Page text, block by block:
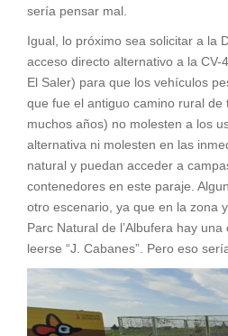
sería pensar mal.
Igual, lo próximo sea solicitar a la
acceso directo alternativo a la CV-
El Saler) para que los vehículos
que fue el antiguo camino rural de
muchos años) no molesten a los
alternativa ni molesten en las
natural y puedan acceder a
contenedores en este paraje.
otro escenario, ya que en la zona
Parc Natural de l’Albufera hay
leerse “J. Cabanes”. Pero eso